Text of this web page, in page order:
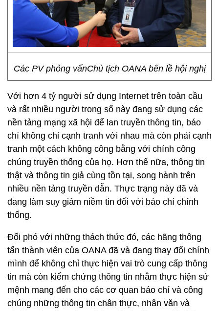
Các PV phỏng vấnChủ tịch OANA bên lề hội nghị
Với hơn 4 tỷ người sử dụng Internet trên toàn cầu
và rất nhiều người trong số này đang sử dụng các
nền tảng mạng xã hội để lan truyền thông tin, báo
chí không chỉ cạnh tranh với nhau mà còn phải cạnh
tranh một cách không công bằng với chính công
chúng truyền thống của họ. Hơn thế nữa, thông tin
thật và thông tin giả cùng tồn tại, song hành trên
nhiều nền tảng truyền dẫn. Thực trạng này đã và
đang làm suy giảm niềm tin đối với báo chí chính
thống.
Đối phó với những thách thức đó, các hãng thông
tấn thành viên của OANA đã và đang thay đổi chính
mình để không chỉ thực hiện vai trò cung cấp thông
tin mà còn kiểm chứng thông tin nhằm thực hiện sứ
mệnh mang đến cho các cơ quan báo chí và công
chúng những thông tin chân thực, nhân văn và